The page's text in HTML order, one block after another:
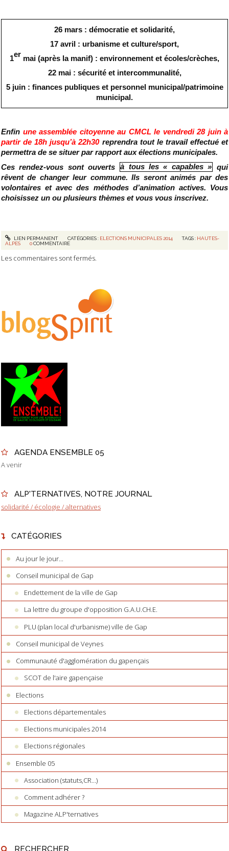
26 mars : démocratie et solidarité,
17 avril : urbanisme et culture/sport,
1er mai (après la manif) : environnement et écoles/crèches,
22 mai : sécurité et intercommunalité,
5 juin : finances publiques et personnel municipal/patrimoine
municipal.
Enfin une assemblée citoyenne au CMCL le vendredi 28 juin à
partir de 18h jusqu’à 22h30reprendra tout le travail effectué et
permettra de se situer par rapport aux élections municipales.
Ces rendez-vous sont ouverts à tous les « capables » qui
rêvent de changer leur commune. Ils seront animés par des
volontaires et avec des méthodes d’animation actives. Vous
choisissez un ou plusieurs thèmes et vous vous inscrivez.
LIEN PERMANENT CATÉGORIES : ELECTIONS MUNICIPALES 2014 TAGS : HAUTES-
ALPES
0 COMMENTAIRE
Les commentaires sont fermés.
AGENDA ENSEMBLE 05
A venir
ALP'TERNATIVES, NOTRE JOURNAL
solidarité / écologie / alternatives
CATÉGORIES
Au jour le jour...
Conseil municipal de Gap
Endettement de la ville de Gap
La lettre du groupe d'opposition G.A.U.CH.E.
PLU (plan local d'urbanisme) ville de Gap
Conseil municipal de Veynes
Communauté d'agglomération du gapençais
SCOT de l'aire gapençaise
Elections
Elections départementales
Elections municipales 2014
Elections régionales
Ensemble 05
Association (statuts,CR...)
Comment adhérer ?
Magazine ALP'ternatives
RECHERCHER